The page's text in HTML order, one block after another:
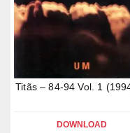
Titãs – 84-94 Vol. 1
DOWNLOAD